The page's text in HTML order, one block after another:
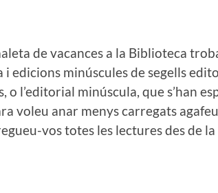
de vacances a la Biblioteca
edicions minúscules de segells
o l’editorial minúscula, que s’han
voleu anar menys carregats
vos totes les lectures des de la